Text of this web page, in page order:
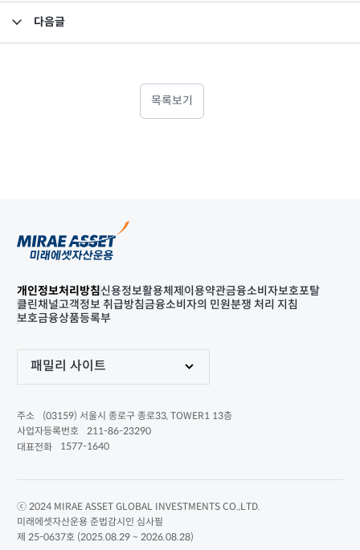
다음글
목록보기
개인정보처리방침신용정보활용체제 이용약관금융소비자보호포탈
클린채널고객정보 취급방침금융소비자의 민원분쟁 처리 지침
보호금융상품등록부
패밀리 사이트
주소
(03159) 서울시 종로구 종로33, TOWER1 13층
사업자등록번호
211-86-23290
대표전화
1577-1640
ⓒ 2024 MIRAE ASSET GLOBAL INVESTMENTS CO.,LTD.
미래에셋자산운용 준법감시인 심사필
제 25-0637호 (2025.08.29 ~ 2026.08.28)